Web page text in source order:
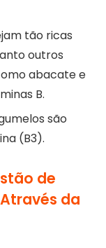
tão ricas
outros
abacate e
B.
são
(B3).
de
da